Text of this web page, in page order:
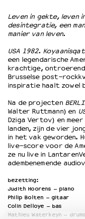
OVER LANTARENVENSTER
Wat we doen
Werken bij
Wie is wie
Word vriend
Historie
Partners
Huisregels
Privacyverklaring
Integriteits- en
Duurzaamheid
Culturele boycot
Leven in gekte, leven
desintegratie, een
manier van leven.
USA 1982.
een legendarische
krachtige,
Brusselse post-
inspiratie haalt zowel
Na de projecten
Walter Ruttmann) en
Dziga Vertov) en
landen, zijn de vier
in het vak geworden.
live-score voor de
ze nu live in
adembenemende
bezetting:
Judith Hoorens – piano
Philip Bolten – gitaar
Colin Delloye – bas
Mathieu Waterkeyn – drums